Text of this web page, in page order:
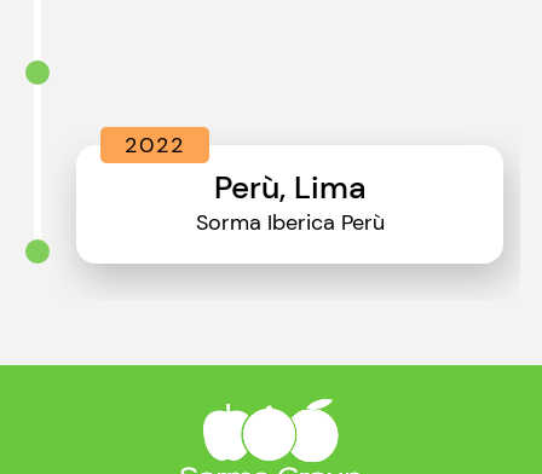
2022
Perù, Lima
Sorma Iberica Perù